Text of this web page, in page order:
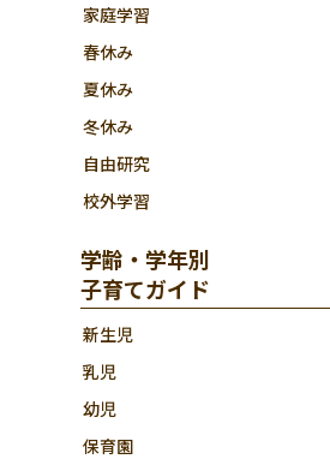
家庭学習
春休み
夏休み
冬休み
自由研究
校外学習
学齢・学年別
子育てガイド
新生児
乳児
幼児
保育園